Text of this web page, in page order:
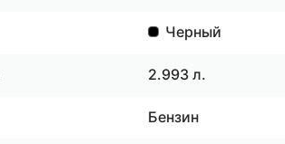
Черный
2.993 л.
Бензин